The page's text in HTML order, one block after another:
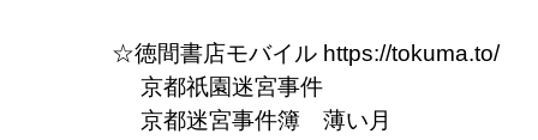
☆徳間書店モバイル https://tokuma.to/
京都祇園迷宮事件
京都迷宮事件簿 薄い月